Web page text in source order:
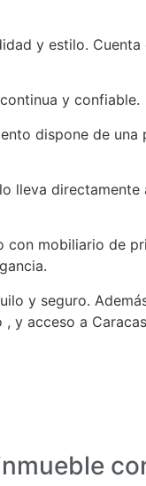
y estilo.
y confiable.
dispone de una
lleva directamente
con mobiliario de
y seguro.
y acceso a